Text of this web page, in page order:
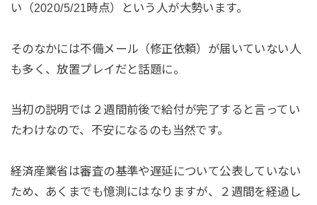
い（2020/5/21時点）という人が大勢います。
そのなかには不備メール（修正依頼）が届いていない人
も多く、放置プレイだと話題に。
当初の説明では２週間前後で給付が完了すると言ってい
たわけなので、不安になるのも当然です。
経済産業省は審査の基準や遅延について公表していない
ため、あくまでも憶測にはなりますが、２週間を経過し